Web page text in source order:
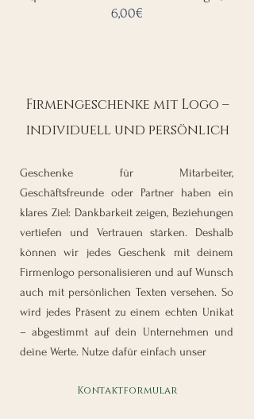
6,00€
Geschenke für Mitarbeiter,
Geschäftsfreunde oder Partner haben ein
klares Ziel: Dankbarkeit zeigen, Beziehungen
vertiefen und Vertrauen stärken. Deshalb
können wir jedes Geschenk mit deinem
Firmenlogo personalisieren und auf Wunsch
auch mit persönlichen Texten versehen. So
wird jedes Präsent zu einem echten Unikat
– abgestimmt auf dein Unternehmen und
deine Werte. Nutze dafür einfach unser
Kontaktformular
Firmengeschenke mit Logo –
individuell und persönlich